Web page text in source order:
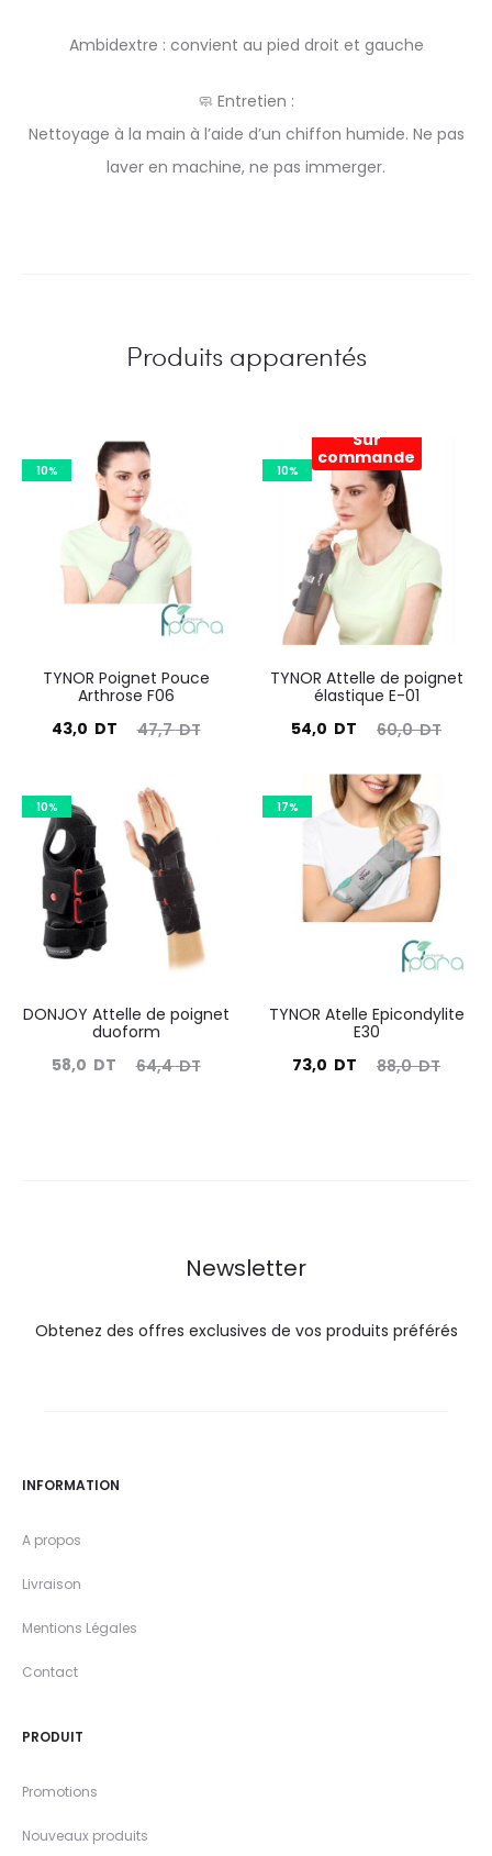
Ambidextre : convient au pied droit et gauche
🧼 Entretien :
Nettoyage à la main à l’aide d’un chiffon humide. Ne pas
laver en machine, ne pas immerger.
Produits apparentés
10%
TYNOR Poignet Pouce
Arthrose F06
47,7DT
Le
était :
47,7
DT.
43,0 DT
actuel
est :
43,0
DT.
Sur
commande
10%
TYNOR Attelle de poignet
élastique E-01
60,0DT
Le
initial
était :
DT.
54,0 DT
actuel
10%
DONJOY Attelle de poignet
duoform
64,4DT
Le
58,0 DT
17%
TYNOR Atelle Epicondylite
E30
88,0DT
Le
73,0 DT
Newsletter
Obtenez des offres exclusives de vos produits préférés
INFORMATION
A propos
Livraison
Mentions Légales
Contact
PRODUIT
Promotions
Nouveaux produits